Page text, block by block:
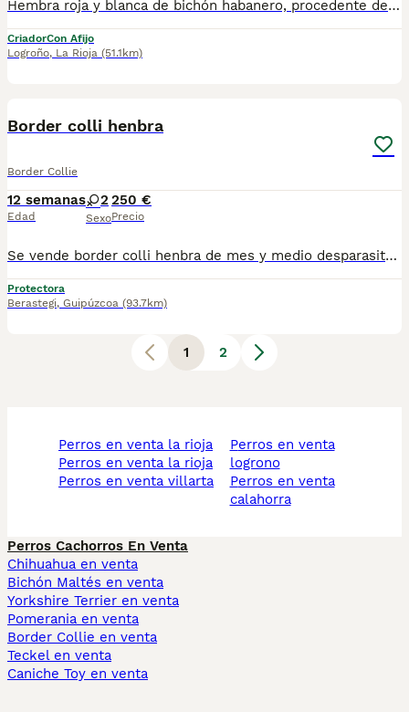
Hembra roja y blanca de bichón habanero, procedente de lineas europeas. Padres aptos para la crianza. Garantías, seriedad y profesionalidad.
CriadorCon Afijo
Logroño, La Rioja (51.1km)
Border colli henbra
Border Collie
12 semanas
Edad
2
Sexo
250 €
Precio
Se vende border colli henbra de mes y medio desparasitado los padres trabajando con. Animamles muy umilde para tener en casa muy sociable
Protectora
Berastegi, Guipúzcoa (93.7km)
1 2
perros en venta la rioja
perros en venta la rioja
perros en venta villarta
perros en venta
logrono
perros en venta
calahorra
Perros Cachorros En Venta
Chihuahua en venta
Bichón Maltés en venta
Yorkshire Terrier en venta
Pomerania en venta
Border Collie en venta
Teckel en venta
Caniche Toy en venta